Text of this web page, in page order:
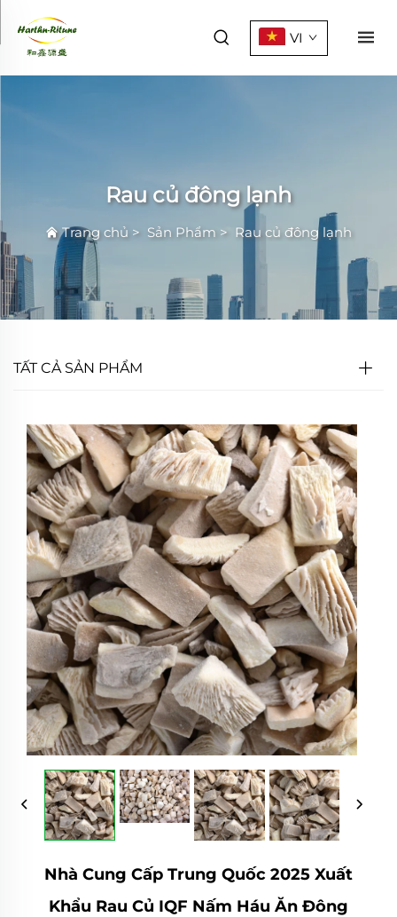
VI
Rau củ đông lạnh
Trang chủ > Sản Phẩm > Rau củ đông lạnh
TẤT CẢ SẢN PHẨM
Nhà Cung Cấp Trung Quốc 2025 Xuất
Khẩu Rau Củ IQF Nấm Háu Ăn Đông